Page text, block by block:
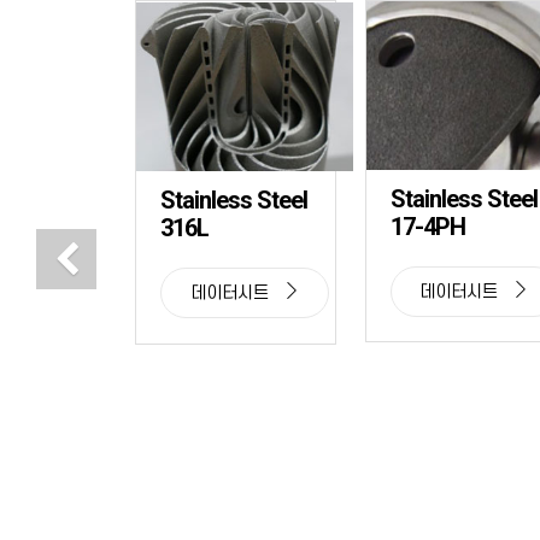
Stainless Steel
316L
데이터시트
Stainless Steel
17-4PH
데이터시트
Previous